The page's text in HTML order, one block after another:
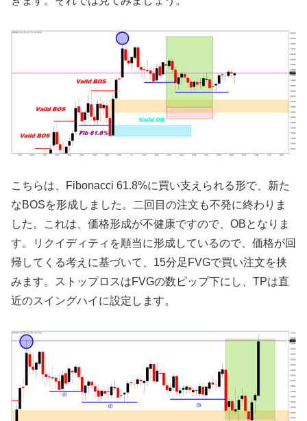
こちらは、Fibonacci 61.8%に買い支えられる形で、新た
なBOSを形成しました。二回目の注文も不発に終わりま
した。これは、価格形成が不健康ですので、OBとなりま
す。リクイディティを順当に形成しているので、価格が回
帰してくる考えに基づいて、15分足FVGで買い注文を挟
みます。ストップロスはFVGの数ピップ下にし、TPは直
近のスイングハイに設定します。